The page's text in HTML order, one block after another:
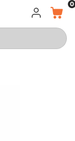
LOG INDKURV
0